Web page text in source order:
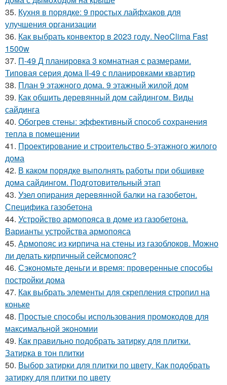
35. Кухня в порядке: 9 простых лайфхаков для
улучшения организации
36. Как выбрать конвектор в 2023 году. NeoClima Fast
1500w
37. П-49 Д планировка 3 комнатная с размерами.
Типовая серия дома II-49 с планировками квартир
38. План 9 этажного дома. 9 этажный жилой дом
39. Как обшить деревянный дом сайдингом. Виды
сайдинга
40. Обогрев стены: эффективный способ сохранения
тепла в помещении
41. Проектирование и строительство 5-этажного жилого
дома
42. В каком порядке выполнять работы при обшивке
дома сайдингом. Подготовительный этап
43. Узел опирания деревянной балки на газобетон.
Специфика газобетона
44. Устройство армопояса в доме из газобетона.
Варианты устройства армопояса
45. Армопояс из кирпича на стены из газоблоков. Можно
ли делать кирпичный сейсмопояс?
46. Сэкономьте деньги и время: проверенные способы
постройки дома
47. Как выбрать элементы для скрепления стропил на
коньке
48. Простые способы использования промокодов для
максимальной экономии
49. Как правильно подобрать затирку для плитки.
Затирка в тон плитки
50. Выбор затирки для плитки по цвету. Как подобрать
затирку для плитки по цвету